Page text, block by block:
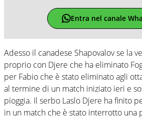
Entra nel canale
Adesso il canadese Shapovalov se la
proprio con Djere che ha eliminato
per Fabio che è stato eliminato agli
al termine di un match iniziato ieri e
pioggia. Il serbo Laslo Djere ha finito
in un match che è stato interrotto una